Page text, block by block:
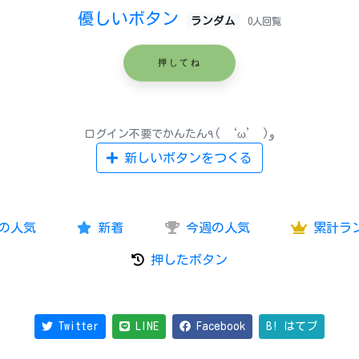
優しいボタン ランダム 0人回覧
押してね
ログイン不要でかんたん٩( ‘ω’ )و
新しいボタンをつくる
人気 新着 今週の人気 累計ラ
押したボタン
Twitter LINE Facebook B! はてブ